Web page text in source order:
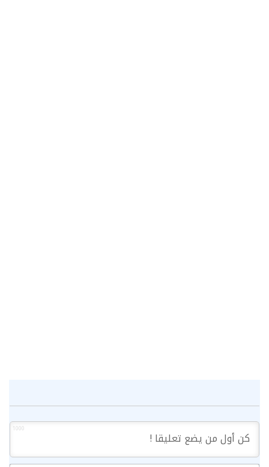
1000